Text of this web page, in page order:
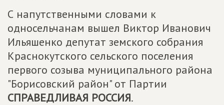
С напутственными словами к
односельчанам вышел Виктор Иванович
Ильяшенко депутат земского собрания
Краснокутского сельского поселения
первого созыва муниципального района
"Борисовский район" от Партии
СПРАВЕДЛИВАЯ РОССИЯ.